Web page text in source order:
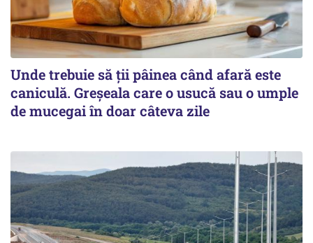
Unde trebuie să ții pâinea când afară este
caniculă. Greșeala care o usucă sau o umple
de mucegai în doar câteva zile